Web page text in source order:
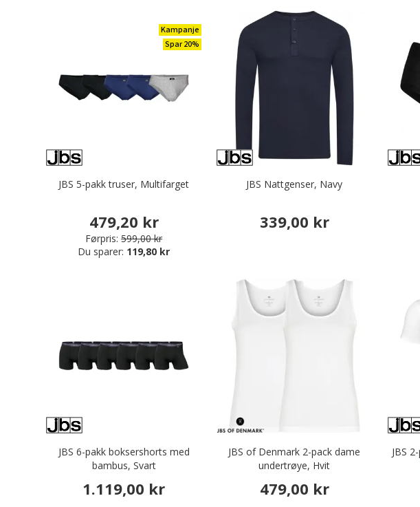
Kampanje
Spar 20%
JBS 5-pakk truser, Multifarget
479,20 kr
Førpris: 599,00 kr
Du sparer: 119,80 kr
JBS Nattgenser, Navy
339,00 kr
JBS 6-pakk boksershorts med
bambus, Svart
1.119,00 kr
JBS of Denmark 2-pack dame
undertrøye, Hvit
479,00 kr
JBS